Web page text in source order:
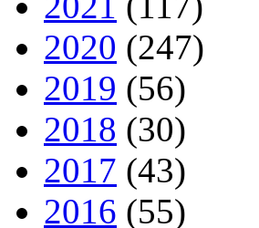
2020 (247)
2019 (56)
2018 (30)
2017 (43)
2016 (55)